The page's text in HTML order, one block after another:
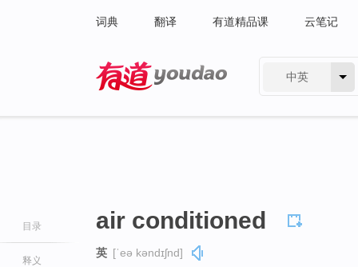
词典 翻译 有道精品课 云笔记
中英
目录
释义
air conditioned
英 [ˈeə kəndɪʃnd]